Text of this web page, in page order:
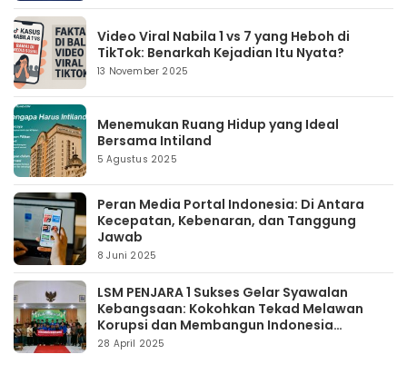
Video Viral Nabila 1 vs 7 yang Heboh di
TikTok: Benarkah Kejadian Itu Nyata?
13 November 2025
Menemukan Ruang Hidup yang Ideal
Bersama Intiland
5 Agustus 2025
Peran Media Portal Indonesia: Di Antara
Kecepatan, Kebenaran, dan Tanggung
Jawab
8 Juni 2025
LSM PENJARA 1 Sukses Gelar Syawalan
Kebangsaan: Kokohkan Tekad Melawan
Korupsi dan Membangun Indonesia
Berintegritas
28 April 2025